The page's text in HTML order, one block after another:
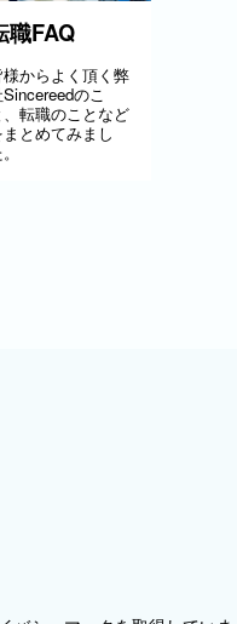
職FAQ
様からよく頂く弊
のこ
、転職のことなど
まとめてみまし